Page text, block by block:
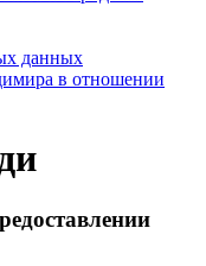
данных
в отношении